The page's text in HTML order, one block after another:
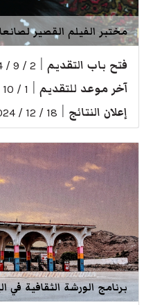
مختبر الفيلم القصير
فتح باب التقديم 2 / 9 / 2024
آخر موعد للتقديم 1 / 10 / 2024
إعلان النتائج 18 / 12 / 2024
برنامج الورشة الثقافية في